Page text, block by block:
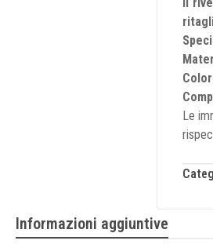
Le
Informazioni aggiuntive